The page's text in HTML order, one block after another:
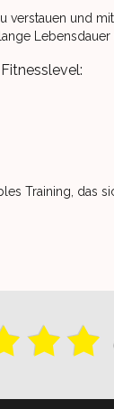
und
Lebensdauer
Training, das